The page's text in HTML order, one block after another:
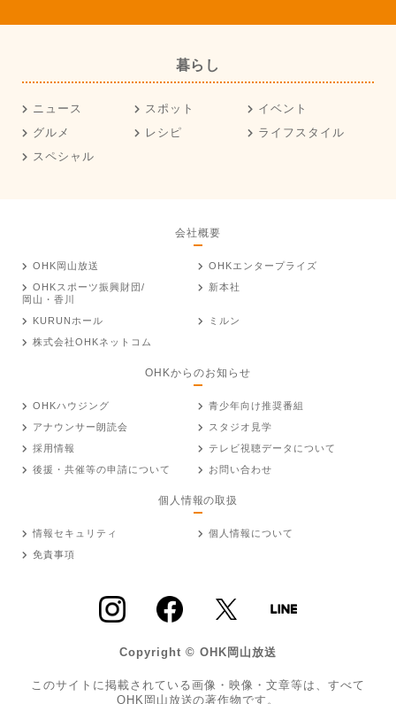
暮らし
ニュース スポット
イベント
グルメ
レシピ
ライフスタイル
スペシャル
会社概要
OHK岡山放送
OHKエンタープライズ
OHKスポーツ振興財団/
岡山・香川
新本社
KURUNホール
ミルン
株式会社OHKネットコム
OHKからのお知らせ
OHKハウジング
青少年向け推奨番組
アナウンサー朗読会
スタジオ見学
採用情報
テレビ視聴データについて
後援・共催等の申請について
お問い合わせ
個人情報の取扱
情報セキュリティ
個人情報について
免責事項
Copyright © OHK岡山放送
このサイトに掲載されている画像・映像・文章等は、すべて
OHK岡山放送の著作物です。